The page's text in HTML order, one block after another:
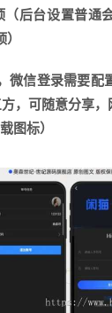
（后台设置普通
微信登录需要配
，可随意分享，
图标）